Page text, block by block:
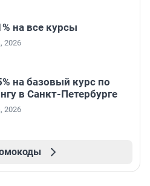
на все курсы
2026
на базовый курс по
в Санкт-Петербурге
2026